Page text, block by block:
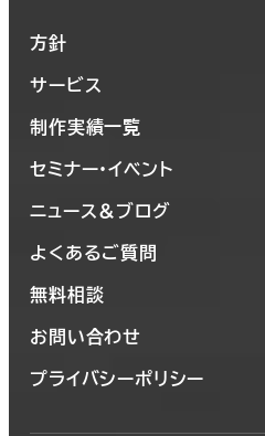
方針
サービス
制作実績一覧
セミナー・イベント
ニュース＆ブログ
よくあるご質問
無料相談
お問い合わせ
プライバシーポリシー